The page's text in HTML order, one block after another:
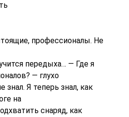
профессионалы. Не
передыха… — Где я
— глухо
знал. Я теперь знал, как
на
снаряд, как